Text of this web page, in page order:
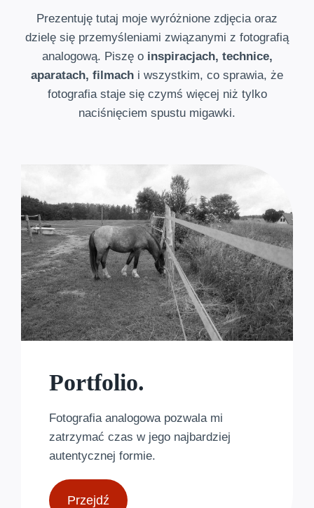
Prezentuję tutaj moje wyróżnione zdjęcia oraz
dzielę się przemyśleniami związanymi z fotografią
analogową. Piszę o inspiracjach, technice,
aparatach, filmach i wszystkim, co sprawia, że
fotografia staje się czymś więcej niż tylko
naciśnięciem spustu migawki.
Portfolio.
Fotografia analogowa pozwala mi
zatrzymać czas w jego najbardziej
autentycznej formie.
Przejdź